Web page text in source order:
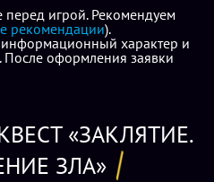
перед игрой. Рекомендуем
рекомендации).
характер и
После оформления заявки
«ЗАКЛЯТИЕ.
ЗЛА»